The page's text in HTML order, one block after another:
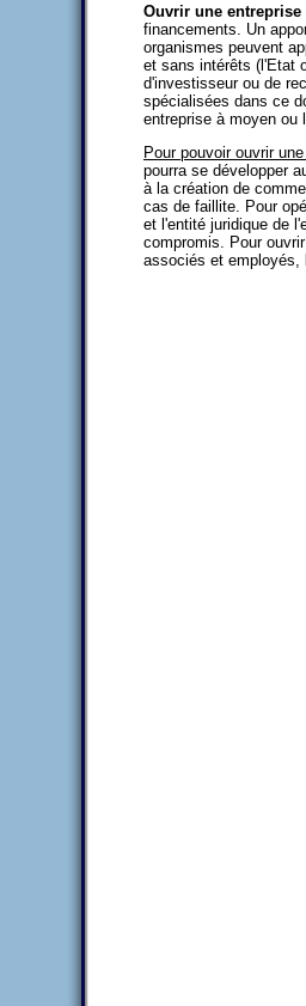
Ouvrir une entreprise
financements. Un
organismes peuvent
et sans intérêts (l'Etat
d'investisseur ou de
spécialisées dans ce
entreprise à moyen ou
Pour pouvoir ouvrir
pourra se développer
à la création de
cas de faillite. Pour
et l'entité juridique de
compromis. Pour
associés et employés,